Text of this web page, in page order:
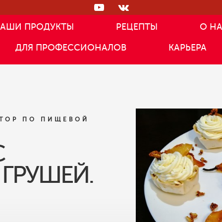
ПРОДУКТЫ РЕЦЕПТЫ О
ДЛЯ ПРОФЕССИОНАЛОВ КАРЬЕРА
ПО ПИЩЕВОЙ